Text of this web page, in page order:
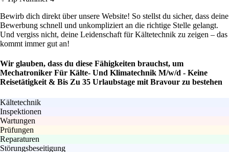
Bewirb dich direkt über unsere Website! So stellst du sicher, dass deine
Bewerbung schnell und unkompliziert an die richtige Stelle gelangt.
Und vergiss nicht, deine Leidenschaft für Kältetechnik zu zeigen – das
kommt immer gut an!
Wir glauben, dass du diese Fähigkeiten brauchst, um
Mechatroniker Für Kälte- Und Klimatechnik M/w/d - Keine
Reisetätigkeit & Bis Zu 35 Urlaubstage mit Bravour zu bestehen
Kältetechnik
Inspektionen
Wartungen
Prüfungen
Reparaturen
Störungsbeseitigung